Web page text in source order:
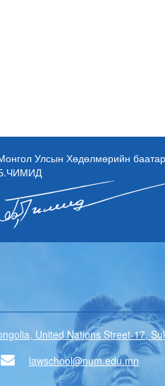
Улсын Хөдөлмөрийн
United Nations Street-17,
lawschool@num.edu.mn